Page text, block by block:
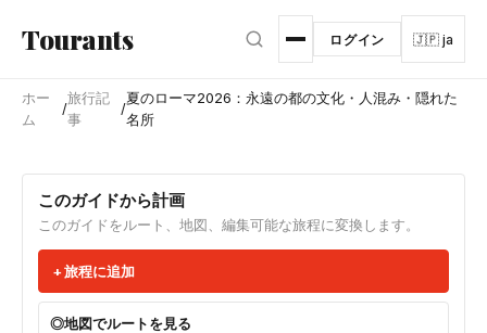
Tourants ログイン 🇯🇵 ja
ホー
ム
/
旅行記
事
/
夏のローマ2026：永遠の都の文化・人混み・隠れた
名所
このガイドから計画
このガイドをルート、地図、編集可能な旅程に変換します。
旅程に追加
地図でルートを見る